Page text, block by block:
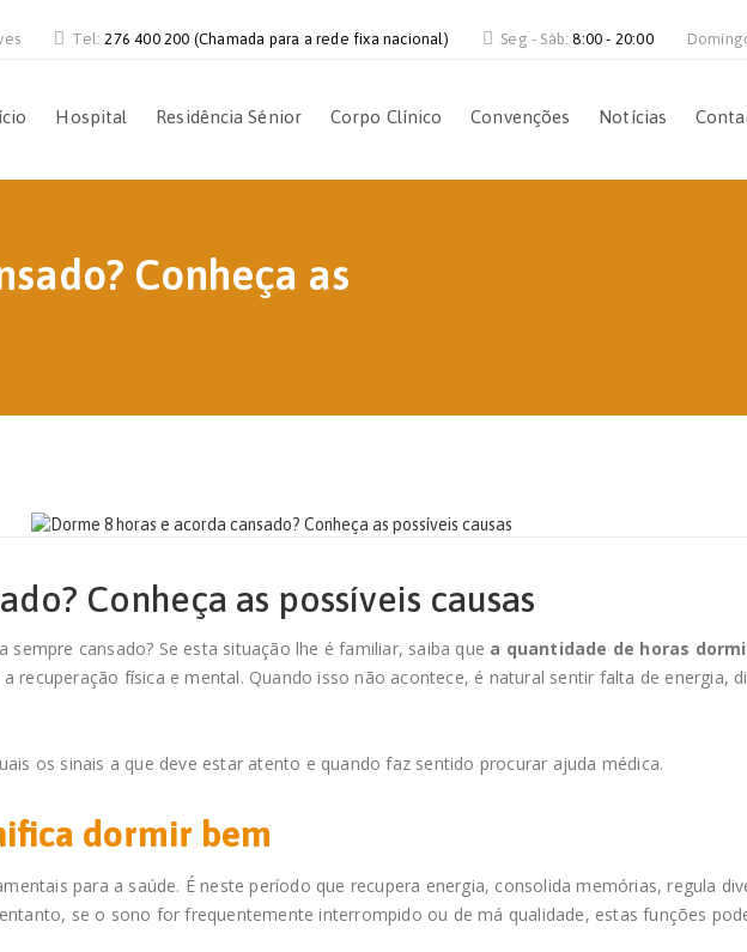
Tel:276 400 200 (Chamada para a rede fixa nacional) Seg - Sáb:8:00 - 20:00
Hospital Residência Sénior Corpo Clínico Convenções Notícias
Conheça as
Conheça as possíveis causas
cansado? Se esta situação lhe é familiar, saiba que a quantidade de horas
recuperação física e mental. Quando isso não acontece, é natural sentir falta de energia,
os sinais a que deve estar atento e quando faz sentido procurar ajuda médica.
dormir bem
para a saúde. É neste período que recupera energia, consolida memórias, regula
se o sono for frequentemente interrompido ou de má qualidade, estas funções